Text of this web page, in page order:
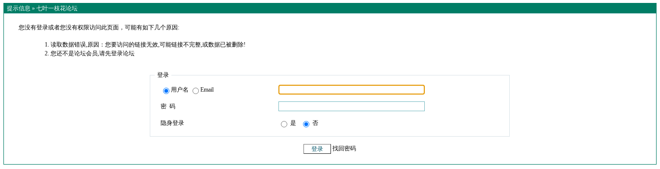
提示信息 » 七叶一枝花论坛
您没有登录或者您没有权限访问此页面，可能有如下几个原因:
读取数据错误,原因：您要访问的链接无效,可能链接不完整,或数据已被删除!
您还不是论坛会员,请先登录论坛
登录
用户名 Email
密 码
隐身登录 是 否
找回密码